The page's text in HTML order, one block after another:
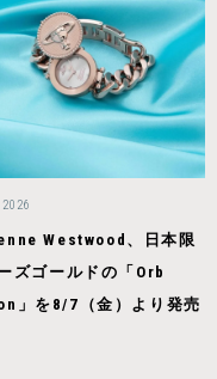
Westwood、日本限
ズゴールドの「Orb
」を8/7（金）より発売